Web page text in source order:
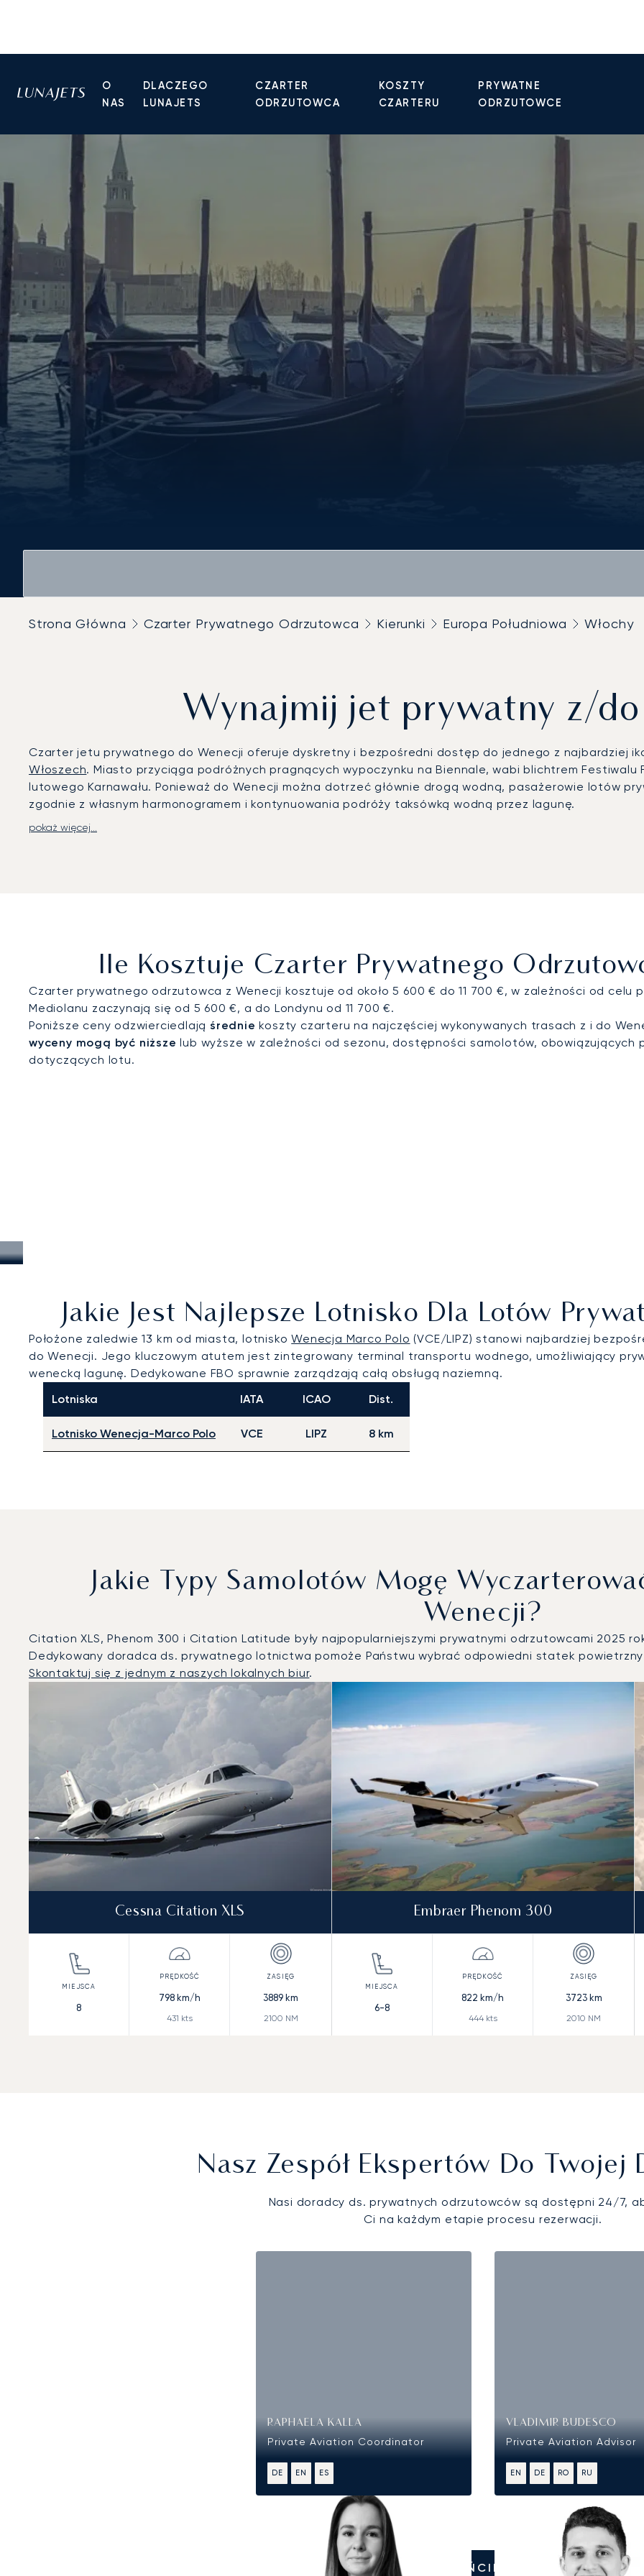
O
NAS
DLACZEGO
LUNAJETS
CZARTER
ODRZUTOWCA
KOSZTY
CZARTERU
PRYWATNE
ODRZUTOWCE
Strona Główna Czarter Prywatnego Odrzutowca Kierunki Europa Południowa Włochy
Wynajmij jet prywatny z/
Czarter jetu prywatnego do Wenecji oferuje dyskretny i bezpośredni dostęp do jednego z najbardziej
Włoszech. Miasto przyciąga podróżnych pragnących wypoczynku na Biennale, wabi blichtrem Festiwalu
lutowego Karnawału. Ponieważ do Wenecji można dotrzeć głównie drogą wodną, pasażerowie lotów
zgodnie z własnym harmonogramem i kontynuowania podróży taksówką wodną przez lagunę.
LunaJets organizuje loty prywatne na lotnisko Marco Polo w Wenecji (VCE), którego terminal
Biennale, Festiwalu Filmowego czy Karnawału, a także koordynację pozwoleń i usług FBO oraz
pokaż więcej...
Ile Kosztuje Czarter Prywatnego
Czarter prywatnego odrzutowca z Wenecji kosztuje od około 5 600 € do 11 700 €, w zależności od celu
Mediolanu zaczynają się od 5 600 €, a do Londynu od 11 700 €.
Poniższe ceny odzwierciedlają średnie koszty czarteru na najczęściej wykonywanych trasach z i do
wyceny mogą być niższe lub wyższe w zależności od sezonu, dostępności samolotów, obowiązujących
dotyczących lotu.
Jakie Jest Najlepsze Lotnisko Dla Lotów
Położone zaledwie 13 km od miasta, lotniskoWenecja Marco Polo (VCE/LIPZ) stanowi najbardziej
do Wenecji. Jego kluczowym atutem jest zintegrowany terminal transportu wodnego, umożliwiający
wenecką lagunę. Dedykowane FBO sprawnie zarządzają całą obsługą naziemną.
Lotniska
IATA ICAO Dist.
Lotnisko Wenecja-Marco Polo VCE LIPZ 8 km
Jakie Typy Samolotów Mogę
Wenecji?
Citation XLS, Phenom 300 i Citation Latitude były najpopularniejszymi prywatnymi odrzutowcami 2025
Dedykowany doradca ds. prywatnego lotnictwa pomoże Państwu wybrać odpowiedni statek
Skontaktuj się z jednym z naszych lokalnych biur.
Wenecja : 3 najpopularniejsze modele statków powietrznych według liczby operacji lotniczych w 2025 roku
Model samolotu
Miejsca
Prędkość (węzły)
Zasięg (km)
Cessna Citation XLS
8
798km/h
431 kts
3889 km
2100 NM
Embraer Phenom 300
6-8
822 km/h
444kts
3723km
2010 NM
Nasz Zespół Ekspertów Do Twojej
Nasi doradcy ds. prywatnych odrzutowców są dostępni 24/7,
Ci na każdym etapie procesu rezerwacji.
RAPHAELA KALLA
Private Aviation Coordinator
DE EN ES
VLADIMIR BUDESCO
Private Aviation Advisor
EN DE RO RU
ZADZWOŃCIE DO NAS